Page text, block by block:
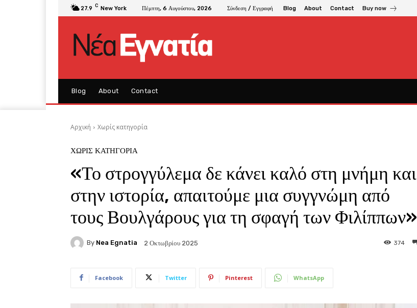
27.9 C New York Πέμπτη, 6 Αυγούστου, 2026 Σύνδεση / Εγγραφή Blog About Contact Buy now
Blog About Contact
Αρχική Χωρίς κατηγορία
ΧΩΡΊΣ ΚΑΤΗΓΟΡΊΑ
«Το στρογγύλεμα δε κάνει καλό στη μνήμη και
στην ιστορία, απαιτούμε μια συγγνώμη από
τους Βουλγάρους για τη σφαγή των Φιλίππων»
By Nea Egnatia 2 Οκτωβρίου 2025 374
Facebook Twitter Pinterest WhatsApp